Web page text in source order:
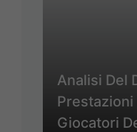
Analisi Del
Prestazioni
Giocatori